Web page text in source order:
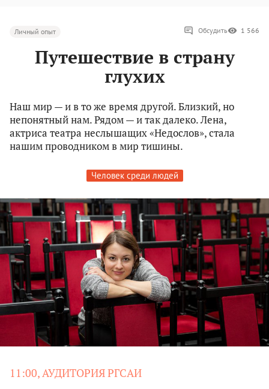
Личный опыт Обсудить 1 566
Путешествие в страну
глухих
Наш мир — и в то же время другой. Близкий, но
непонятный нам. Рядом — и так далеко. Лена,
актриса театра неслышащих «Недослов», стала
нашим проводником в мир тишины.
Человек среди людей
11:00, АУДИТОРИЯ РГСАИ